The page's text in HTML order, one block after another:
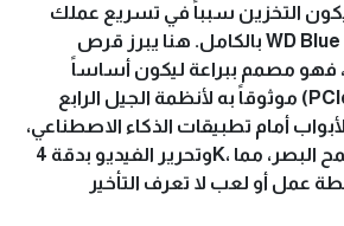
التخزين سبباً في تسريع عملك
WD
فهو مصمم ببراعة ليكون أساساً
أمام تطبيقات الذكاء الاصطناعي،
وتحرير الفيديو بدقة 4K، وتحميل الألعاب في لمح البصر، مما